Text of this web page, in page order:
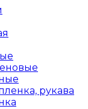
рукава